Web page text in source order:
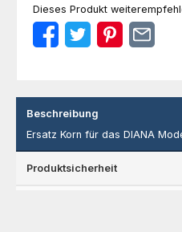
Dieses Produkt
Beschreibung
Ersatz Korn für das DIANA
Produktsicherheit